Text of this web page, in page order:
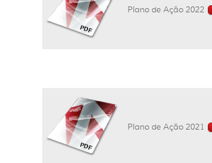
Plano de Ação 2022
Plano de Ação 2021